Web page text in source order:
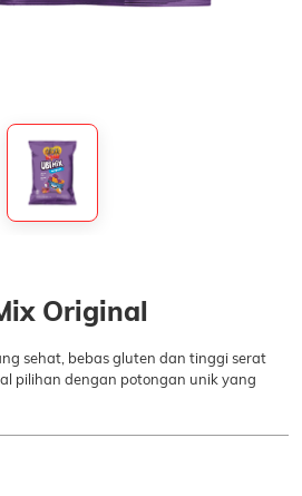
Original
sehat, bebas gluten dan tinggi serat
pilihan dengan potongan unik yang